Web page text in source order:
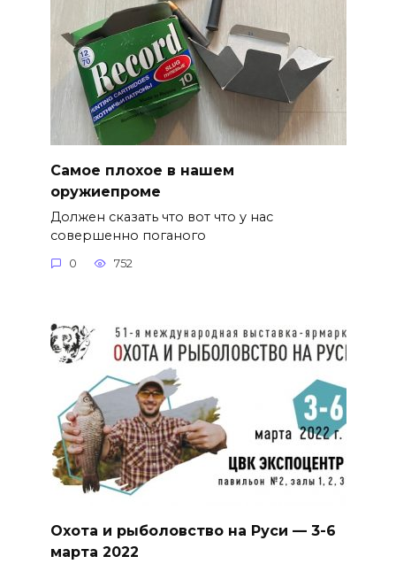
Самое плохое в нашем
оружиепроме
Должен сказать что вот что у нас
совершенно поганого
0 752
Охота и рыболовство на Руси — 3-6
марта 2022